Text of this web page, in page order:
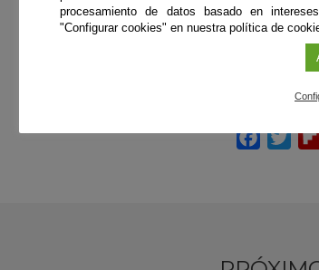
Más
procesamiento de datos basado en
"Configurar cookies" en nuestra política de